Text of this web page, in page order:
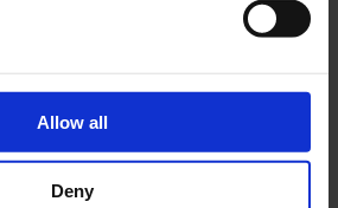
Allow all
Deny
la filosofia della
Prada
2026 Prada ci regala una
delle infinite possibilità che
guardaroba contemporaneo.